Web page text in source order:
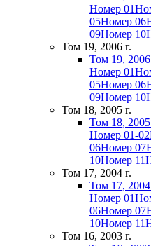
Номер 01
05Номер 06
09Номер 10
Том 19, 2006 г.
Том 19, 2006
Номер 01
05Номер 06
09Номер 10
Том 18, 2005 г.
Том 18, 2005
Номер 01-02
06Номер 07
10Номер 11
Том 17, 2004 г.
Том 17, 2004
Номер 01
06Номер 07
10Номер 11
Том 16, 2003 г.